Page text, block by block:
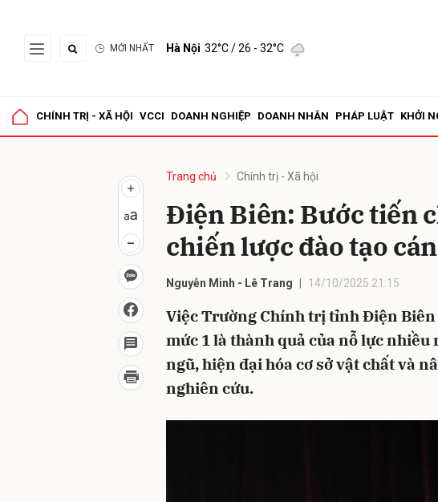
MỚI NHẤT Hà Nội 32°C/ 26 - 32°C
CHÍNH TRỊ - XÃ HỘI VCCI DOANH NGHIỆP DOANH NHÂN PHÁP LUẬT KHỞI
Trang chủ Chính trị - Xã hội
Điện Biên: Bước tiến
chiến lược đào tạo
Nguyễn Minh - Lê Trang 14/10/2025 21:15
Việc Trường Chính trị tỉnh Điện
mức 1 là thành quả của nỗ lực
ngũ, hiện đại hóa cơ sở vật chất và
nghiên cứu.